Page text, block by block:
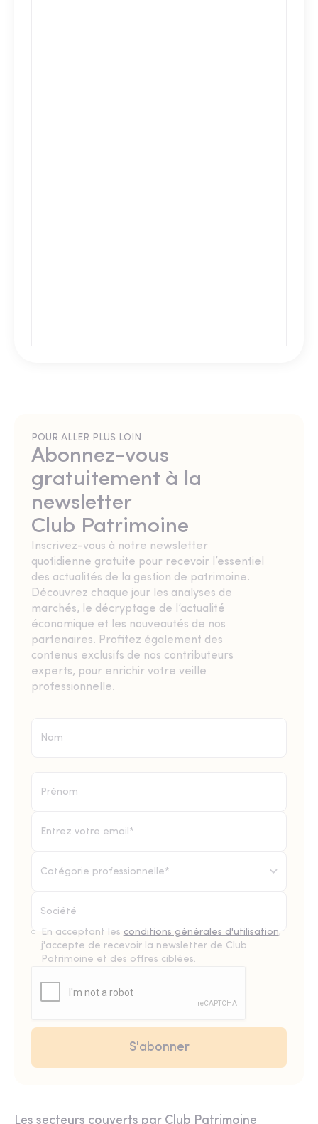
POUR ALLER PLUS LOIN
Abonnez-vous
gratuitement à la
newsletter
Club Patrimoine
Inscrivez-vous à notre newsletter
quotidienne gratuite pour recevoir l’essentiel
des actualités de la gestion de patrimoine.
Découvrez chaque jour les analyses de
marchés, le décryptage de l’actualité
économique et les nouveautés de nos
partenaires. Profitez également des
contenus exclusifs de nos contributeurs
experts, pour enrichir votre veille
professionnelle.
Catégorie professionnelle*
En acceptant les conditions générales d'utilisation,
j'accepte de recevoir la newsletter de Club
Patrimoine et des offres ciblées.
Les secteurs couverts par Club Patrimoine